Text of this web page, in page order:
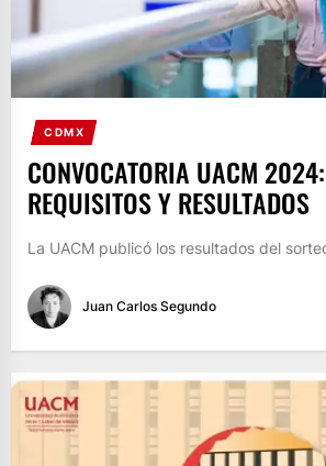
CDMX
CONVOCATORIA UACM
REQUISITOS Y RESULTADOS
La UACM publicó los resultados del
Juan Carlos Segundo